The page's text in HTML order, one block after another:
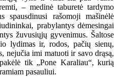
– medinė taburetė tardymo
spausdinusi rašomoji mašinėlė
prabylantys dėmesingai
žuvusiųjų gyvenimus. Šaltose
lydimas ir, rodos, pačių sienų,
nejučia imi matuoti ir savo drąsą,
tik „Pone Karaliau“, kurią
pasauliui.